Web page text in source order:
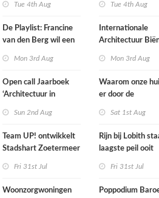
makersplaats in
Nijmegen
Tue 4th Aug
De Playlist: Francine
van den Berg wil een
Mon 3rd Aug
Open call Jaarboek
‘Architectuur in
Sun 2nd Aug
Team UP! ontwikkelt
Stadshart Zoetermeer
Fri 31st Jul
Woonzorgwoningen
Tue 4th Aug
Internationale
Architectuur
Mon 3rd Aug
Waarom onze
er door de
anders gaan
Sat 1st Aug
Rijn bij Lobith
laagste peil ooit
Fri 31st Jul
Poppodium